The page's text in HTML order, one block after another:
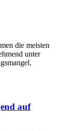
die meisten
unter
auf